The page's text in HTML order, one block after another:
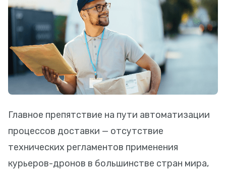
Главное препятствие на пути автоматизации
процессов доставки — отсутствие
технических регламентов применения
курьеров-дронов в большинстве стран мира,